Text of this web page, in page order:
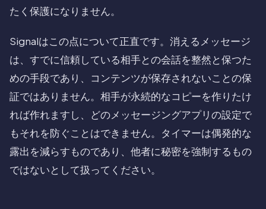
たく保護になりません。
Signalはこの点について正直です。消えるメッセージ
は、すでに信頼している相手との会話を整然と保つた
めの手段であり、コンテンツが保存されないことの保
証ではありません。相手が永続的なコピーを作りたけ
れば作れますし、どのメッセージングアプリの設定で
もそれを防ぐことはできません。タイマーは偶発的な
露出を減らすものであり、他者に秘密を強制するもの
ではないとして扱ってください。